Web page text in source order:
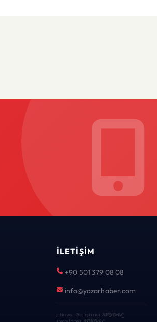
İLETIŞIM
+90 501 379 08 08
info@yazarhaber.com
eNews · Geliştirici KEYDAL·